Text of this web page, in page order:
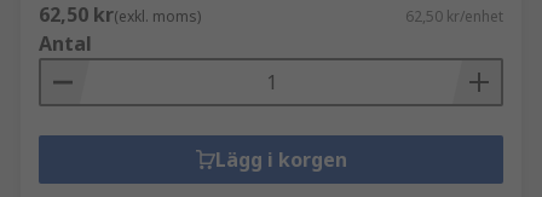
62,50 kr(exkl. moms) 62,50 kr/enhet
Antal
Lägg i korgen